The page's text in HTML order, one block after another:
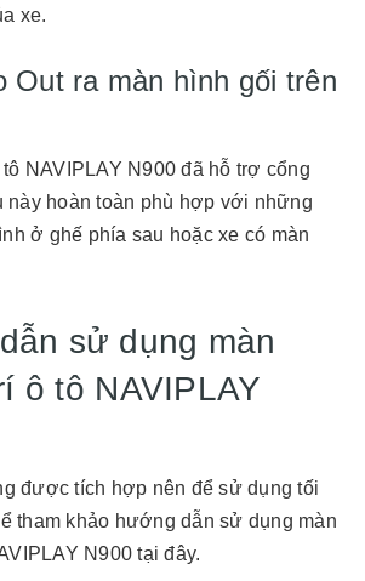
xe.
Out ra màn hình gối trên
NAVIPLAY N900 đã hỗ trợ cổng
này hoàn toàn phù hợp với những
ở ghế phía sau hoặc xe có màn
sử dụng màn
ô tô NAVIPLAY
được tích hợp nên để sử dụng tối
tham khảo hướng dẫn sử dụng màn
N900 tại đây.